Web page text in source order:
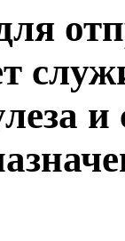
суставов
настойка
диабете, болезнях
язвах, желчном
болезни обмена
остеохондрозе,
ревматизме,
и